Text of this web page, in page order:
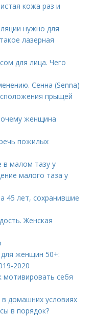
кожа раз и
нужно для
лазерная
для лица. Чего
Сенна (Senna)
прыщей
женщина
пожилых
в малом тазу у
малого таза у
45 лет, сохранившие
Женская
женщин 50+:
2020
мотивировать себя
домашних условиях
в порядок?